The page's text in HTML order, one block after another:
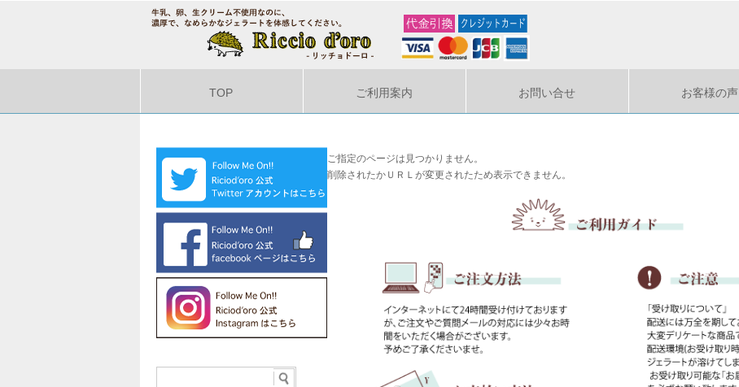
TOP ご利用案内 お問い合せ お客様の声
ご指定のページは見つかりません。
削除されたかＵＲＬが変更されたため表示できません。